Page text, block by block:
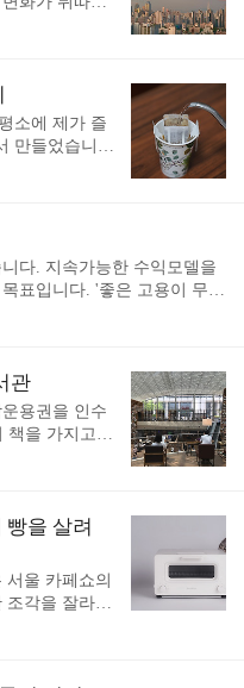
(e스
감사드립니
을 모집합니
머신 혹은
..
로 변화하면
합니다. 다만
유튜브로 상
적인 형태의
는다는 생각
이가 지긋한
노 컨텍트 시
대면이 강화
같습니다. 대
소에 제가 즐
만들었습니
두가 담겨있
를 좋아하는
일 거라고 생
피아 구지 부
공 : 자연건조
고도 : 1,950~
products/4
다. 지속가능한 수익모델을
표입니다. '좋은 고용이 무엇
직 완전하게 준비하지는 못
지나, 인생 마지막 목표는 식
먹여 살리는 일을 하겠다며
다보니 인생이란 것이 참 덧없
, 가족의 건강 문제가 닥치면
인생이 변하는 것을 보게 됩
관
용권을 인수
책을 가지고
형 쇼핑몰에
다녀왔습니
다. 한 쪽에
스피커 유닛)
만들어내고 있
모는 매우 인
경하기 위해
빵을 살려
서울 카페쇼의
각을 잘라서
있었는데요.